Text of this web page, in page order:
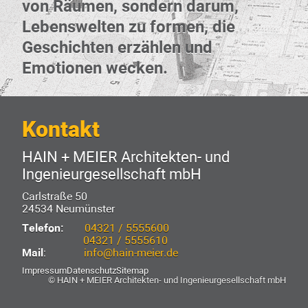
von Räumen, sondern darum,
Lebenswelten zu formen, die
Geschichten erzählen und
Emotionen wecken.
Kontakt
HAIN + MEIER Architekten- und
Ingenieurgesellschaft mbH
Carlstraße 50
24534 Neumünster
Telefon:
04321 / 5555600
04321 / 5555610
Mail : info@hain-meier.de
ImpressumDatenschutzSitemap
© HAIN + MEIER Architekten- und Ingenieurgesellschaft mbH